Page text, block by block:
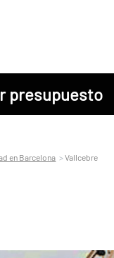
presupuesto
en Barcelona Vallcebre